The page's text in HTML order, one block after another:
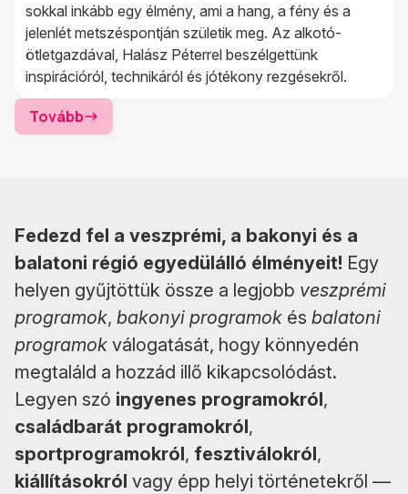
sokkal inkább egy élmény, ami a hang, a fény és a
jelenlét metszéspontján születik meg. Az alkotó-
ötletgazdával, Halász Péterrel beszélgettünk
inspirációról, technikáról és jótékony rezgésekről.
Tovább
Fedezd fel a veszprémi, a bakonyi és a
balatoni régió egyedülálló élményeit! Egy
helyen gyűjtöttük össze a legjobb veszprémi
programok, bakonyi programok és balatoni
programok válogatását, hogy könnyedén
megtaláld a hozzád illő kikapcsolódást.
Legyen szó ingyenes programokról,
családbarát programokról,
sportprogramokról, fesztiválokról,
kiállításokról vagy épp helyi történetekről —